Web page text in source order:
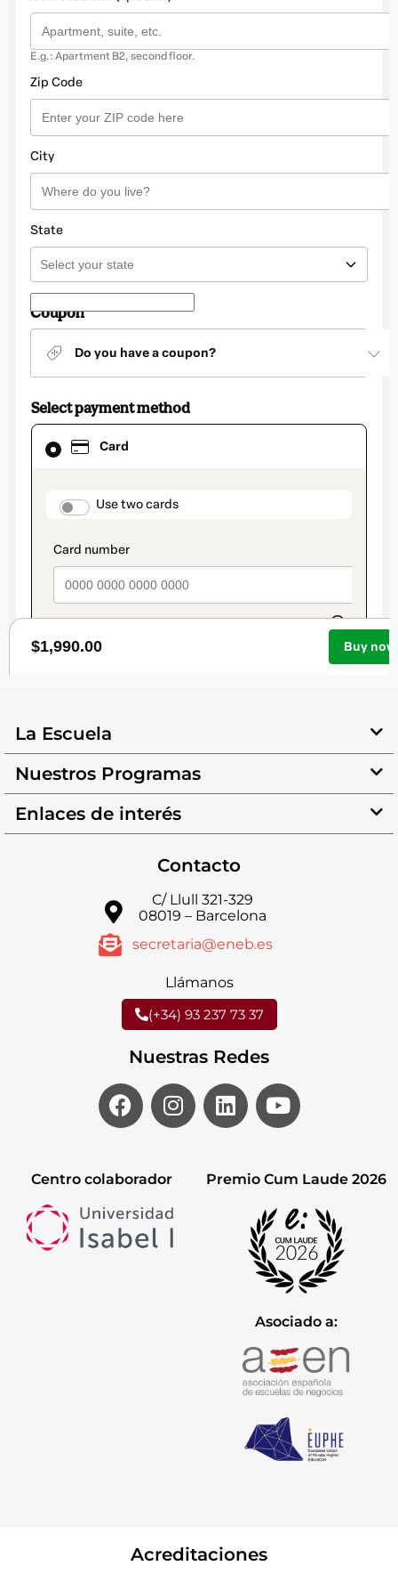
La Escuela
Nuestros Programas
Enlaces de interés
Contacto
C/ Llull 321-329
08019 – Barcelona
secretaria@eneb.es
Llámanos
(+34) 93 237 73 37
Nuestras Redes
Centro colaborador Premio Cum Laude 2026
Asociado a:
Acreditaciones